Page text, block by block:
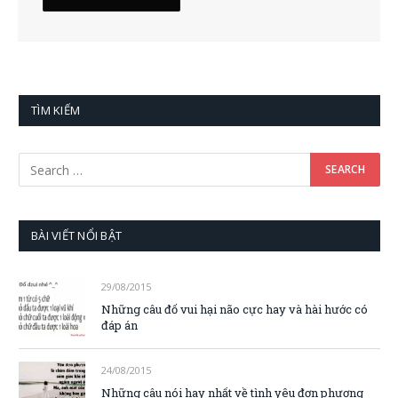
TÌM KIẾM
BÀI VIẾT NỔI BẬT
29/08/2015
Những câu đố vui hại não cực hay và hài hước có
đáp án
24/08/2015
Những câu nói hay nhất về tình yêu đơn phương